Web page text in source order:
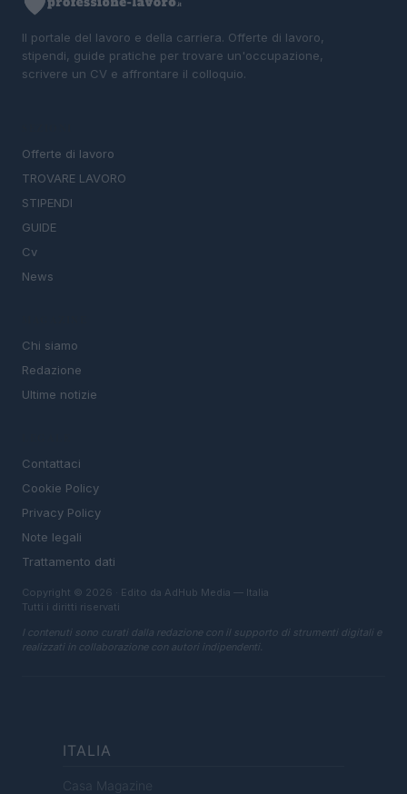
Il portale del lavoro e della carriera. Offerte di lavoro,
stipendi, guide pratiche per trovare un'occupazione,
scrivere un CV e affrontare il colloquio.
Offerte di lavoro
TROVARE LAVORO
STIPENDI
GUIDE
Cv
News
Chi siamo
Redazione
Ultime notizie
Contattaci
Cookie Policy
Privacy Policy
Note legali
Trattamento dati
Copyright © 2026 · Edito da AdHub Media — Italia
Tutti i diritti riservati
I contenuti sono curati dalla redazione con il supporto di strumenti digitali e
realizzati in collaborazione con autori indipendenti.
ITALIA
Casa Magazine